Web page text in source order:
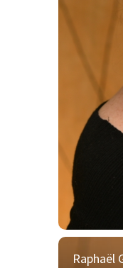
Raphaël